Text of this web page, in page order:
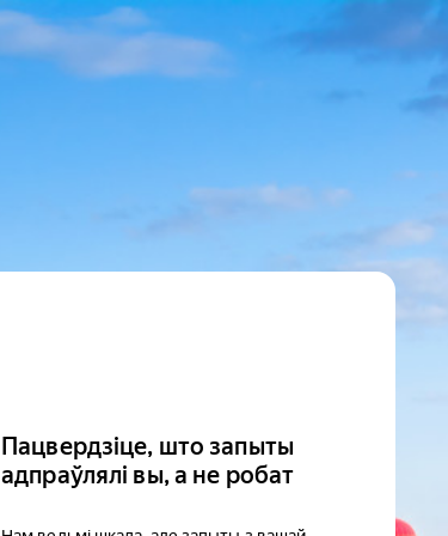
Пацвердзіце, што запыты
адпраўлялі вы, а не робат